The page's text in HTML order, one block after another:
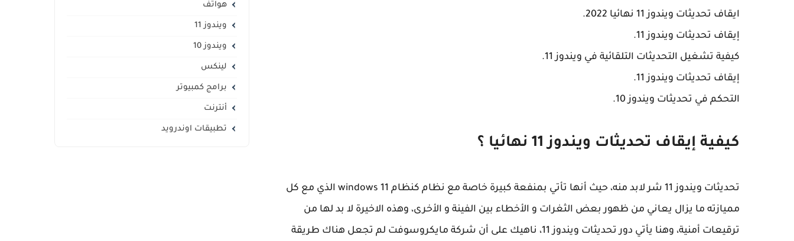
ايقاف تحديثات ويندوز 11 نهائيا 2022.
إيقاف تحديثات ويندوز 11.
كيفية تشغيل التحديثات التلقائية في ويندوز 11.
إيقاف تحديثات ويندوز 11.
التحكم في تحديثات ويندوز 10.
كيفية إيقاف تحديثات ويندوز 11 نهائيا ؟
تحديثات ويندوز 11 شر لابد منه، حيث أنها تأتي بمنفعة كبيرة خاصة مع نظام كنظام windows 11 الذي مع كل
مميازته ما يزال يعاني من ظهور بعض الثغرات و الأخطاء بين الفينة و الأخرى، وهذه الاخيرة لا بد لها من
ترقيعات أمنية، وهنا يأتي دور تحديثات ويندوز 11، ناهيك على أن شركة مايكروسوفت لم تجعل هناك طريقة
هواتف
ويندوز 11
ويندوز 10
لينكس
برامج كمبيوتر
أنترنت
تطبيقات اوندرويد